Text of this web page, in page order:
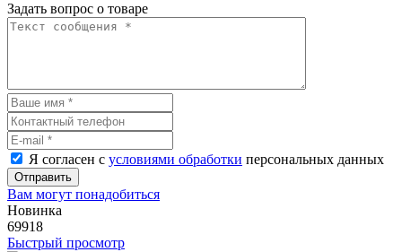
Задать вопрос о товаре
Я согласен с условиями обработки персональных данных
Отправить
Вам могут понадобиться
Новинка
69918
Быстрый просмотр